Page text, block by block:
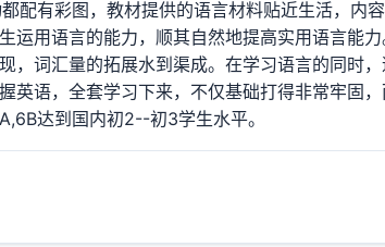
配有彩图，教材提供的语言材料贴近生活，内
运用语言的能力，顺其自然地提高实用语言能力
，词汇量的拓展水到渠成。在学习语言的同时
英语，全套学习下来，不仅基础打得非常牢固
达到国内初2--初3学生水平。